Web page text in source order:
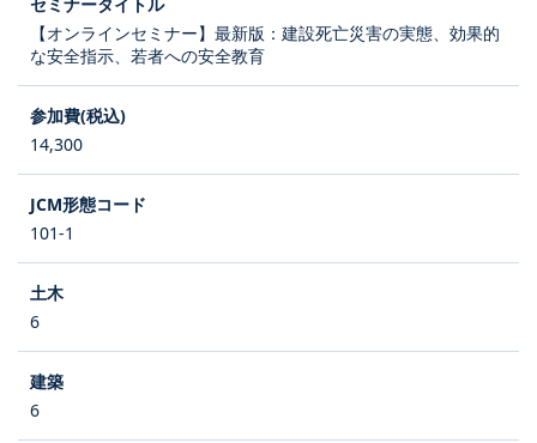
【オンラインセミナー】最新版：建設死亡災害の実態、効果的
な安全指示、若者への安全教育
14,300
101-1
6
6